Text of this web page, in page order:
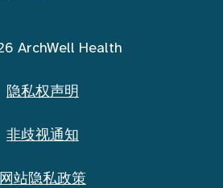
ArchWell Health
隐私权声明
非歧视通知
网站隐私政策